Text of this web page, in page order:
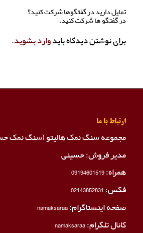
تمایل دارید در گفتگوها شرکت کنید؟
در گفتگو ها شرکت کنید.
برای نوشتن دیدگاه بایدوارد بشوید.
ارتباط با ما
مجموعه سنگ نمک هالیتو (سنگ نمک
مدیر فروش: حسینی
همراه:09194601519
فکس:02143852831
صفحه اینستاگرام:namaksaraa
کانال تلگرام:namaksaraa